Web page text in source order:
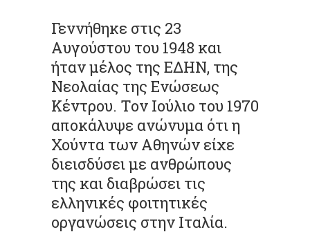
Γεννήθηκε στις 23
Aυγούστου του 1948 και
ήταν μέλος της ΕΔΗΝ, της
Νεολαίας της Ενώσεως
Κέντρου. Τον Ιούλιο του 1970
αποκάλυψε ανώνυμα ότι η
Χούντα των Αθηνών είχε
διεισδύσει με ανθρώπους
της και διαβρώσει τις
ελληνικές φοιτητικές
οργανώσεις στην Ιταλία.